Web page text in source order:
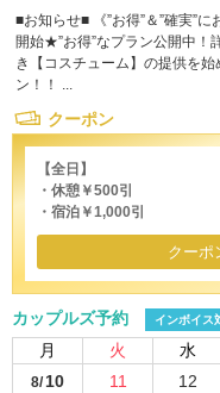
■お知らせ■ 《”お得”＆”確実”
開始★”お得”なプラン公開中！
き【コスチューム】の提供を
ン！！ ...
クーポン
【全日】
・休憩￥500引
・宿泊￥1,000引
クーポ
カップルズ予約 インボイス
月 火 水
8/10
11 12